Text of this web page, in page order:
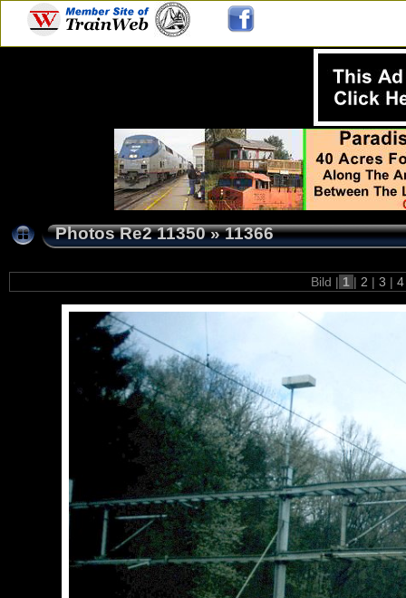
Photos Re2 11350»11366
Bild | 1 | 2 | 3 |